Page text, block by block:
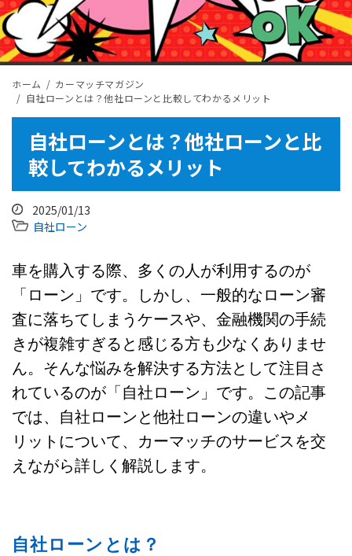
ホーム
カーマッチマガジン
​自社ローンとは？他社ローンと比較してわかるメリット
​自社ローンとは？他社ローンと比
較してわかるメリット
2025/01/13
自社ローン
車を購入する際、多くの人が利用するのが
「ローン」です。しかし、一般的なローン審
査に落ちてしまうケースや、金融機関の手続
きが複雑すぎると感じる方も少なくありませ
ん。そんな悩みを解決する方法として注目さ
れているのが「自社ローン」です。この記事
では、自社ローンと他社ローンの違いやメ
リットについて、カーマッチのサービスを交
えながら詳しく解説します。
自社ローンとは？